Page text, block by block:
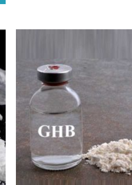
€250.00